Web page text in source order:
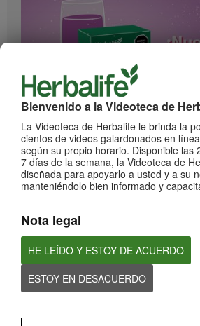
Bienvenido a la Videoteca de
La Videoteca de Herbalife le brinda la
cientos de videos galardonados en
según su propio horario. Disponible las
7 días de la semana, la Videoteca de
diseñada para apoyarlo a usted y a su
manteniéndolo bien informado y
Nota legal
HE LEÍDO Y ESTOY DE ACUERDO
ESTOY EN DESACUERDO
¡Impulsa cada momento! Nuevo Liftoff
Conoce el nuevo sabor mora de esta bebida
cada momento